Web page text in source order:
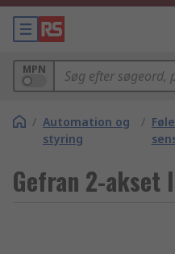
MPN
/ Automation og
styring
/
Gefran 2-akset